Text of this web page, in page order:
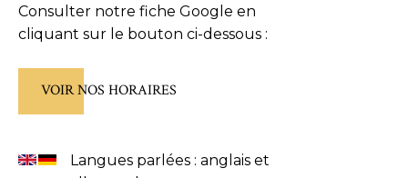
Consulter notre fiche Google en
cliquant sur le bouton ci-dessous :
VOIR NOS HORAIRES
Langues parlées : anglais et